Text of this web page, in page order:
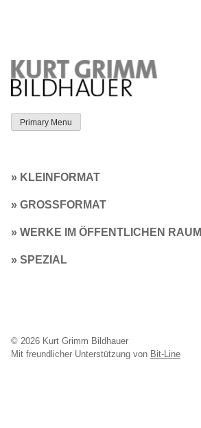
Primary Menu
KLEINFORMAT
GROSSFORMAT
WERKE IM ÖFFENTLICHEN RAUM
SPEZIAL
© 2026 Kurt Grimm Bildhauer
Mit freundlicher Unterstützung von Bit-Line